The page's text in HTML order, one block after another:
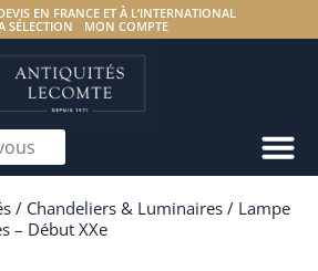
EN FRANCE ET À L’INTERNATIONAL
SÉLECTION MON COMPTE
/ Chandeliers & Luminaires / Lampe
– Début XXe